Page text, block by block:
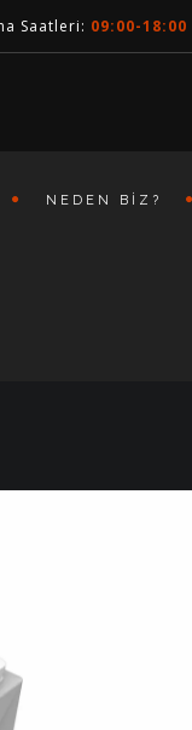
Saatleri: 09:00-18:00
NEDEN BIZ?